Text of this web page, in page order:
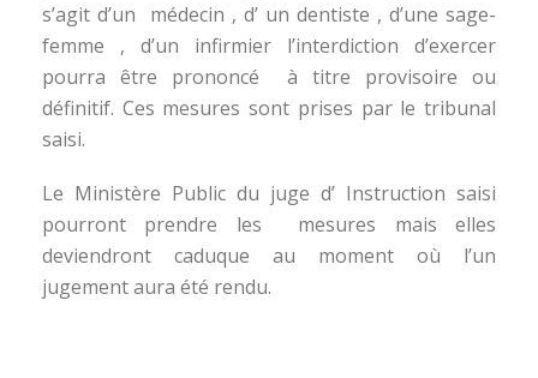
s’agit d’un médecin , d’ un dentiste , d’une sage-
femme , d’un infirmier l’interdiction d’exercer
pourra être prononcé à titre provisoire ou
définitif. Ces mesures sont prises par le tribunal
saisi.
Le Ministère Public du juge d’ Instruction saisi
pourront prendre les mesures mais elles
deviendront caduque au moment où l’un
jugement aura été rendu.